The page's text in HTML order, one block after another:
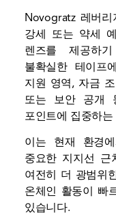
Novogratz 레버
강세 또는 약세
렌즈를 제공하
불확실한 테이프
지원 영역, 자금
또는 보안 공개
포인트에 집중하
이는 현재 환경
중요한 지지선 근
여전히 ​​더 광범위
온체인 활동이 빠
있습니다.